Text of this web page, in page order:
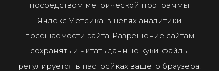
посредством метрической программы
Яндекс.Метрика, в целях аналитики
посещаемости сайта. Разрешение сайтам
сохранять и читать данные куки-файлы
регулируется в настройках вашего браузера.